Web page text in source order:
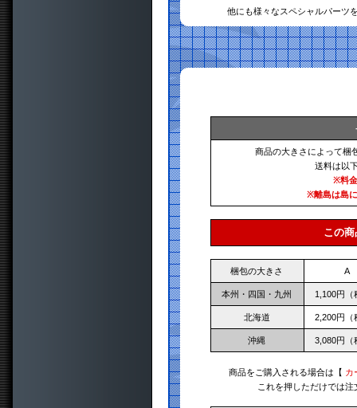
他にも様々なスペシャルパーツ
商品の大きさによって梱
送料は以
※料
※離島は島
この
梱包の大きさ A
本州・四国・九州 1,100円（
北海道 2,200円（
沖縄 3,080円（
商品をご購入される場合は【 カ
これを押しただけでは